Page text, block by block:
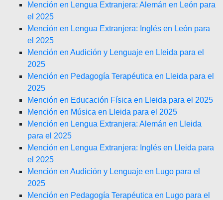
Mención en Lengua Extranjera: Alemán en León para
el 2025
Mención en Lengua Extranjera: Inglés en León para
el 2025
Mención en Audición y Lenguaje en Lleida para el
2025
Mención en Pedagogía Terapéutica en Lleida para el
2025
Mención en Educación Física en Lleida para el 2025
Mención en Música en Lleida para el 2025
Mención en Lengua Extranjera: Alemán en Lleida
para el 2025
Mención en Lengua Extranjera: Inglés en Lleida para
el 2025
Mención en Audición y Lenguaje en Lugo para el
2025
Mención en Pedagogía Terapéutica en Lugo para el